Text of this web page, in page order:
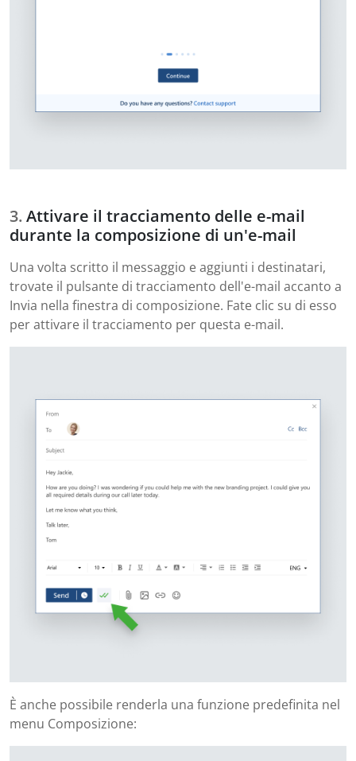
Attivare il tracciamento delle e-mail
durante la composizione di un'e-mail
Una volta scritto il messaggio e aggiunti i destinatari,
trovate il pulsante di tracciamento dell'e-mail accanto a
Invia nella finestra di composizione. Fate clic su di esso
per attivare il tracciamento per questa e-mail.
È anche possibile renderla una funzione predefinita nel
menu Composizione: